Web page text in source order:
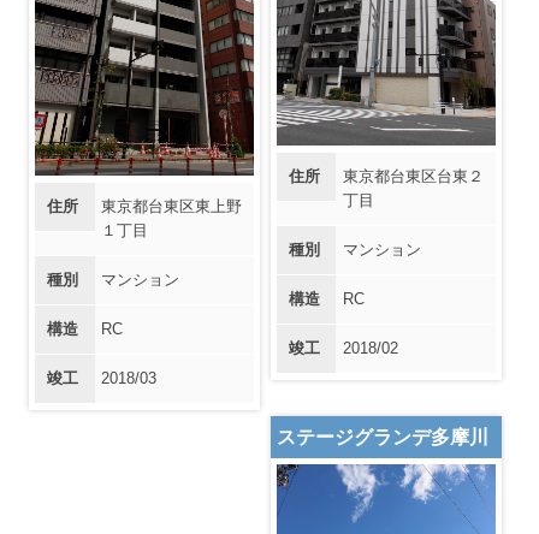
住所
東京都台東区東上野
１丁目
種別 マンション
構造 RC
竣工 2018/03
住所
東京都台東区台東２
丁目
種別 マンション
構造 RC
竣工 2018/02
ステージグランデ多摩川